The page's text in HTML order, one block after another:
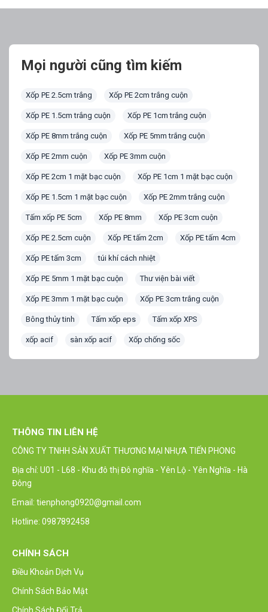
phẩm khác. Và túi đá gel cầu
bạn. Hãy cùng […]
của các thương hiệu và địa
[…]
Mọi người cũng tìm kiếm
Xốp PE 2.5cm trắng Xốp PE 2cm trắng cuộn
Xốp PE 1.5cm trắng cuộn Xốp PE 1cm trắng cuộn
Xốp PE 8mm trắng cuộn Xốp PE 5mm trắng cuộn
Xốp PE 2mm cuộn Xốp PE 3mm cuộn
Xốp PE 2cm 1 mặt bạc cuộn Xốp PE 1cm 1 mặt bạc cuộn
Xốp PE 1.5cm 1 mặt bạc cuộn Xốp PE 2mm trắng cuộn
Tấm xốp PE 5cm Xốp PE 8mm Xốp PE 3cm cuộn
Xốp PE 2.5cm cuộn Xốp PE tấm 2cm Xốp PE tấm 4cm
Xốp PE tấm 3cm túi khí cách nhiệt
Xốp PE 5mm 1 mặt bạc cuộn Thư viện bài viết
Xốp PE 3mm 1 mặt bạc cuộn Xốp PE 3cm trắng cuộn
Bông thủy tinh Tấm xốp eps Tấm xốp XPS
xốp acif sàn xốp acif Xốp chống sốc
THÔNG TIN LIÊN HỆ
CÔNG TY TNHH SẢN XUẤT THƯƠNG MẠI NHỰA TIẾN PHONG
Địa chỉ: U01 - L68 - Khu đô thị Đô nghĩa - Yên Lộ - Yên Nghĩa - Hà
Đông
Email: tienphong0920@gmail.com
Hotline: 0987892458
CHÍNH SÁCH
Điều Khoản Dịch Vụ
Chính Sách Bảo Mật